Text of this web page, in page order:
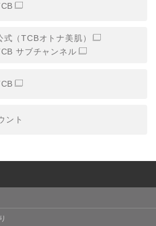
ービスの利用に関連して取得す
た各種サービスの内容、ご利用
する情報
報、アクセスログ等の利用状況に
から間接的に収集する情報
イトサービスプロバイダ等の第
末等の情報
報を以下の目的で利用いたしま
式（TCBオトナ美肌）
サブチャンネル
ント